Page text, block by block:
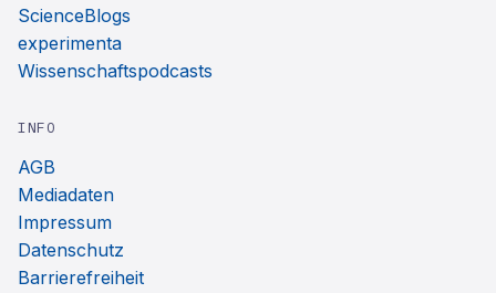
ScienceBlogs
experimenta
Wissenschaftspodcasts
INFO
AGB
Mediadaten
Impressum
Datenschutz
Barrierefreiheit